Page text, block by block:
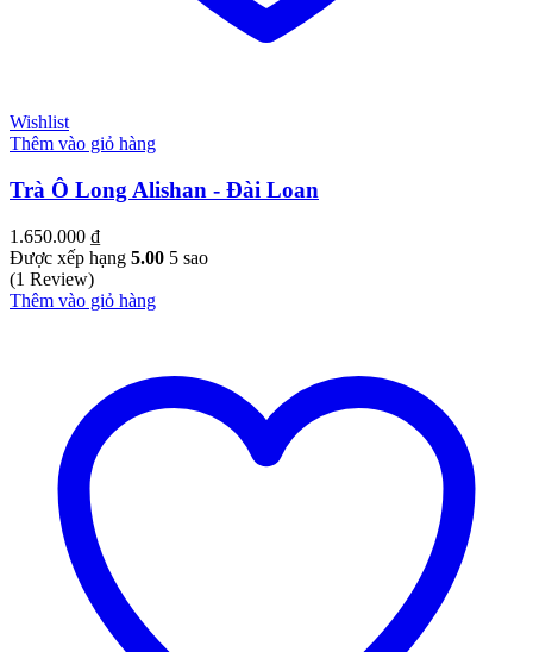
Wishlist
Thêm vào giỏ hàng
Trà Ô Long Alishan - Đài Loan
1.650.000 ₫
Được xếp hạng 5.00 5 sao
(1 Review)
Thêm vào giỏ hàng